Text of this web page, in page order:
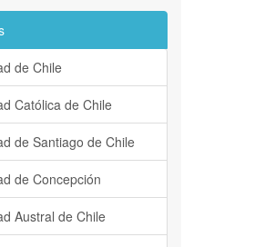
de Chile
Católica de Chile
de Santiago de Chile
de Concepción
Austral de Chile